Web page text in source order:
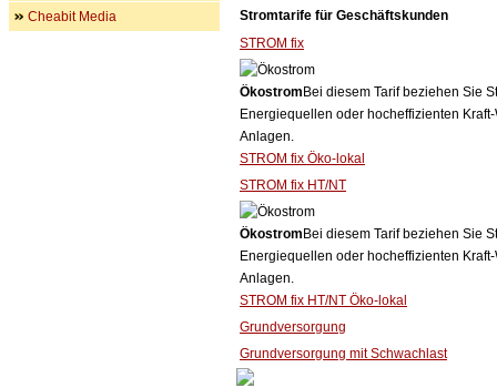
Stromtarife für Geschäftskunden
STROM fix
Ökostrom Bei diesem Tarif beziehen Sie
Energiequellen oder hocheffizienten
Anlagen.
STROM fix Öko-lokal
STROM fix HT/NT
Ökostrom Bei diesem Tarif beziehen Sie
Energiequellen oder hocheffizienten
Anlagen.
STROM fix HT/NT Öko-lokal
Grundversorgung
Grundversorgung mit Schwachlast
Cheabit Media